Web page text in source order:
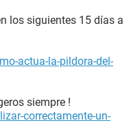
los siguientes 15 días a
actua-la-pildora-del-
siempre !
correctamente-un-